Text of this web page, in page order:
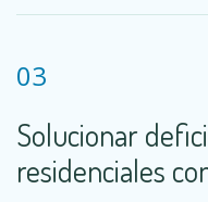
03
Solucionar
residenciales